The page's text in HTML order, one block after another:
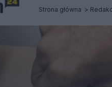
Strona główna